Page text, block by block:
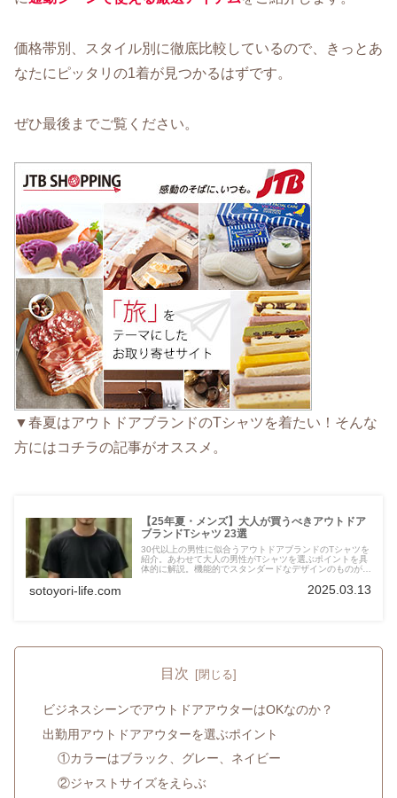
価格帯別、スタイル別に徹底比較しているので、きっとあ
なたにピッタリの1着が見つかるはずです。
ぜひ最後までご覧ください。
▼春夏はアウトドアブランドのTシャツを着たい！そんな
方にはコチラの記事がオススメ。
【25年夏・メンズ】大人が買うべきアウトドア
ブランドTシャツ 23選
30代以上の男性に似合うアウトドアブランドのTシャツを
紹介。あわせて大人の男性がTシャツを選ぶポイントを具
体的に解説。機能的でスタンダードなデザインのものが多
sotoyori-life.com 2025.03.13
目次
ビジネスシーンでアウトドアアウターはOKなのか？
出勤用アウトドアアウターを選ぶポイント
①カラーはブラック、グレー、ネイビー
②ジャストサイズをえらぶ